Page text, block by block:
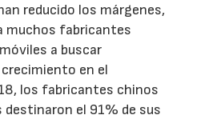
reducido los márgenes,
muchos fabricantes
a buscar
en el
los fabricantes chinos
el 91% de sus